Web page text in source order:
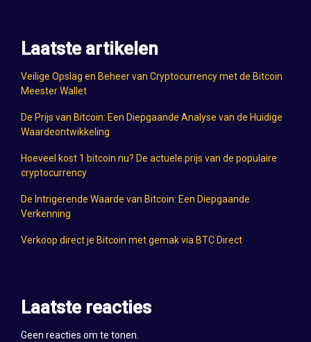
Laatste artikelen
Veilige Opslag en Beheer van Cryptocurrency met de Bitcoin
Meester Wallet
De Prijs van Bitcoin: Een Diepgaande Analyse van de Huidige
Waardeontwikkeling
Hoeveel kost 1 bitcoin nu? De actuele prijs van de populaire
cryptocurrency
De Intrigerende Waarde van Bitcoin: Een Diepgaande
Verkenning
Verkoop direct je Bitcoin met gemak via BTC Direct
Laatste reacties
Geen reacties om te tonen.